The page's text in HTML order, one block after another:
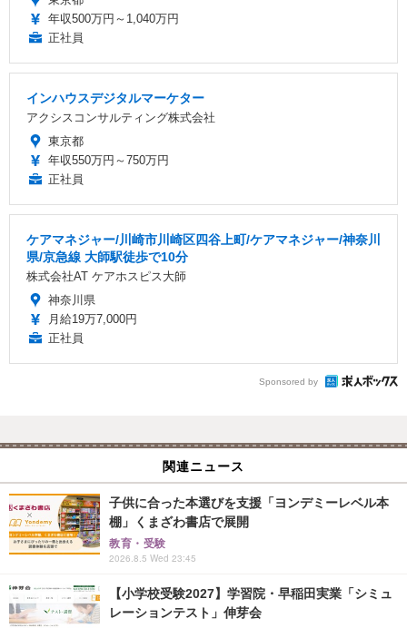
年収500万円～1,040万円
正社員
インハウスデジタルマーケター
アクシスコンサルティング株式会社
東京都
年収550万円～750万円
正社員
ケアマネジャー/川崎市川崎区四谷上町/ケアマネジャー/神奈川
県/京急線 大師駅徒歩で10分
株式会社AT ケアホスピス大師
神奈川県
月給19万7,000円
正社員
Sponsored by
関連ニュース
子供に合った本選びを支援「ヨンデミーレベル本
棚」くまざわ書店で展開
教育・受験
2026.8.5 Wed 23:45
【小学校受験2027】学習院・早稲田実業「シミュ
レーションテスト」伸芽会